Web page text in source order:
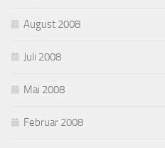
August 2008
Juli 2008
Mai 2008
Februar 2008